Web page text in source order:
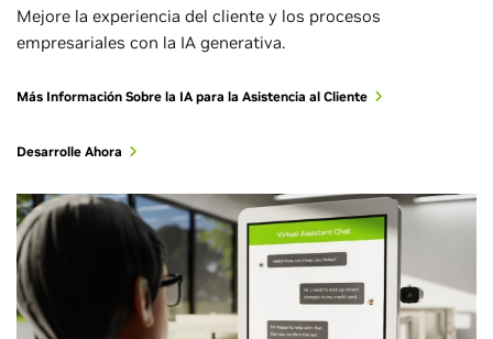
Mejore la experiencia del cliente y los procesos
empresariales con la IA generativa.
Más Información Sobre la IA para la Asistencia al Cliente
Desarrolle Ahora